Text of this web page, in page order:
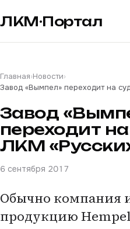
ЛКМ·Портал
Главная›Новости›
Завод «Вымпел» переходит на
Завод
переходит
ЛКМ
6 сентября 2017
Обычно компания
продукцию